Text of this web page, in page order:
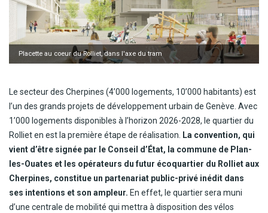
Placette au coeur du Rolliet, dans l'axe du tram
Le secteur des Cherpines (4’000 logements, 10’000 habitants) est
l’un des grands projets de développement urbain de Genève. Avec
1’000 logements disponibles à l’horizon 2026-2028, le quartier du
Rolliet en est la première étape de réalisation. La convention, qui
vient d’être signée par le Conseil d’État, la commune de Plan-
les-Ouates et les opérateurs du futur écoquartier du Rolliet aux
Cherpines, constitue un partenariat public-privé inédit dans
ses intentions et son ampleur. En effet, le quartier sera muni
d’une centrale de mobilité qui mettra à disposition des vélos